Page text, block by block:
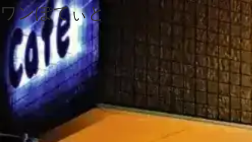
ワンぽてぃと